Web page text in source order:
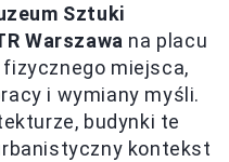
Sztuki
Warszawa na placu
fizycznego miejsca,
i wymiany myśli.
budynki te
kontekst